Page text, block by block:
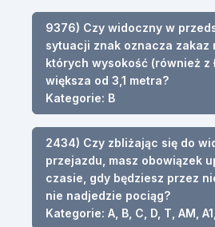
9376) Czy widoczny w
sytuacji znak oznacza zakaz
których wysokość (również z
większa od 3,1 metra?
Kategorie: B
2434) Czy zbliżając się do
przejazdu, masz obowiązek
czasie, gdy będziesz przez
nie nadjedzie pociąg?
Kategorie: A, B, C, D, T, AM,